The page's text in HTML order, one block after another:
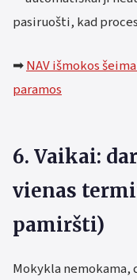
pasiruošti, kad
➡NAV išmokos
paramos
6. Vaikai:
vienas
pamiršti)
Mokykla